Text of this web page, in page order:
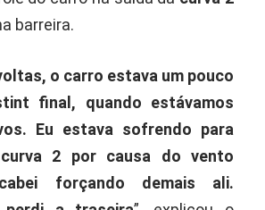
barreira.
o carro estava um pouco
final, quando estávamos
Eu estava sofrendo para
2 por causa do vento
forçando demais ali.